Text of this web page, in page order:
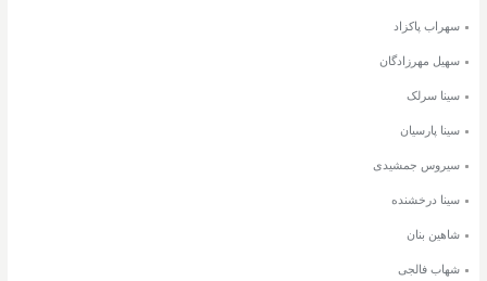
سهراب پاکزاد
سهیل مهرزادگان
سینا سرلک
سینا پارسیان
سیروس جمشیدی
سینا درخشنده
شاهین بنان
شهاب فالجی